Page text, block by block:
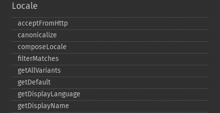
Locale
acceptFromHttp
canonicalize
composeLocale
filterMatches
getAllVariants
getDefault
getDisplayLanguage
getDisplayName